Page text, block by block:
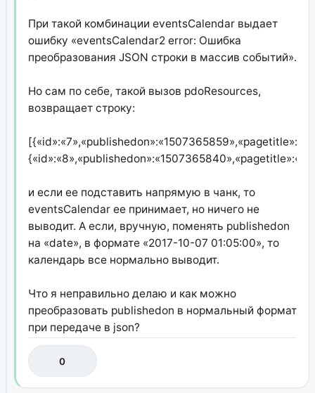
При такой комбинации eventsCalendar выдает
ошибку «eventsCalendar2 error: Ошибка
преобразования JSON строки в массив событий».
Но сам по себе, такой вызов pdoResources,
возвращает строку:
и если ее подставить напрямую в чанк, то
eventsCalendar ее принимает, но ничего не
выводит. А если, вручную, поменять publishedon
на «date», в формате «2017-10-07 01:05:00», то
календарь все нормально выводит.
Что я неправильно делаю и как можно
преобразовать publishedon в нормальный формат
при передаче в json?
0